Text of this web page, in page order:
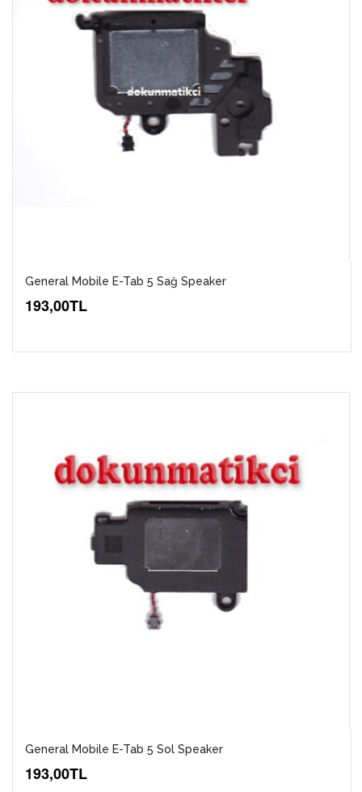
General Mobile E-Tab 5 Sağ Speaker
193,00TL
General Mobile E-Tab 5 Sol Speaker
193,00TL